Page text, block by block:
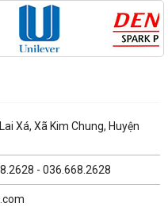
Xá, Xã Kim Chung, Huyện
- 036.668.2628